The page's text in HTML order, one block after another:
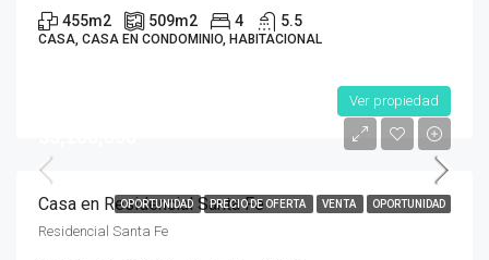
455m2 509m2 4 5.5
CASA, CASA EN CONDOMINIO, HABITACIONAL
Ver propiedad
OPORTUNIDAD PRECIO DE OFERTA VENTA OPORTUNIDAD
Casa en Residencial Santa Fe
Residencial Santa Fe